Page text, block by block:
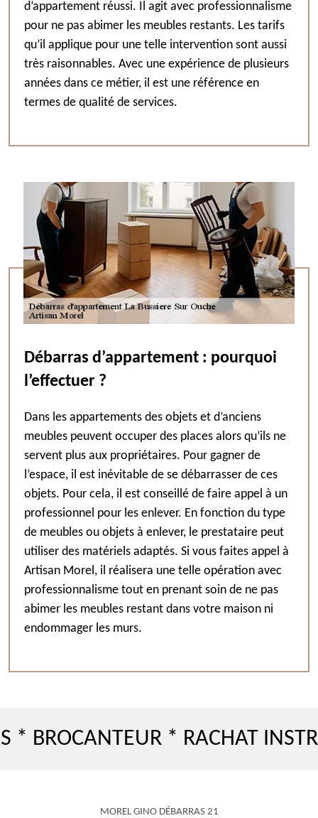
d’appartement réussi. Il agit avec professionnalisme
pour ne pas abimer les meubles restants. Les tarifs
qu’il applique pour une telle intervention sont aussi
très raisonnables. Avec une expérience de plusieurs
années dans ce métier, il est une référence en
termes de qualité de services.
Débarras d’appartement : pourquoi
l’effectuer ?
Dans les appartements des objets et d’anciens
meubles peuvent occuper des places alors qu’ils ne
servent plus aux propriétaires. Pour gagner de
l’espace, il est inévitable de se débarrasser de ces
objets. Pour cela, il est conseillé de faire appel à un
professionnel pour les enlever. En fonction du type
de meubles ou objets à enlever, le prestataire peut
utiliser des matériels adaptés. Si vous faites appel à
Artisan Morel, il réalisera une telle opération avec
professionnalisme tout en prenant soin de ne pas
abimer les meubles restant dans votre maison ni
endommager les murs.
* RACHAT
MOREL GINO DÉBARRAS 21